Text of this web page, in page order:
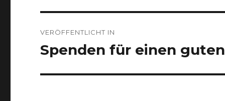
VERÖFFENTLICHT IN
Spenden für einen